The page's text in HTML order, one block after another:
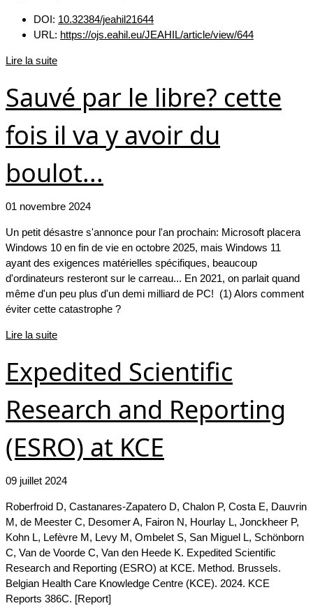
DOI: 10.32384/jeahil21644
URL: https://ojs.eahil.eu/JEAHIL/article/view/644
Lire la suite
Sauvé par le libre? cette
fois il va y avoir du
boulot...
01 novembre 2024
Un petit désastre s'annonce pour l'an prochain: Microsoft placera
Windows 10 en fin de vie en octobre 2025, mais Windows 11
ayant des exigences matérielles spécifiques, beaucoup
d'ordinateurs resteront sur le carreau... En 2021, on parlait quand
même d'un peu plus d'un demi milliard de PC! (1) Alors comment
éviter cette catastrophe ?
Lire la suite
Expedited Scientific
Research and Reporting
(ESRO) at KCE
09 juillet 2024
Roberfroid D, Castanares-Zapatero D, Chalon P, Costa E, Dauvrin
M, de Meester C, Desomer A, Fairon N, Hourlay L, Jonckheer P,
Kohn L, Lefèvre M, Levy M, Ombelet S, San Miguel L, Schönborn
C, Van de Voorde C, Van den Heede K. Expedited Scientific
Research and Reporting (ESRO) at KCE. Method. Brussels.
Belgian Health Care Knowledge Centre (KCE). 2024. KCE
Reports 386C. [Report]